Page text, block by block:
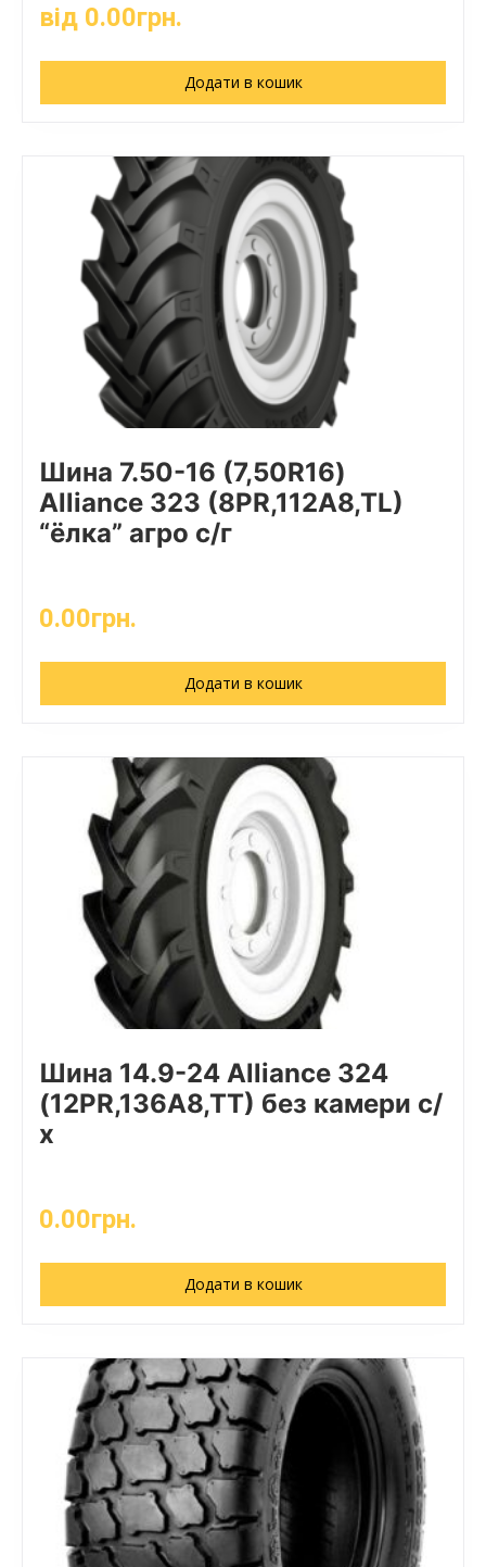
від 0.00грн.
Додати в кошик
Шина 7.50-16 (7,50R16)
Alliance 323 (8PR,112A8,TL)
“ёлка” агро с/г
0.00грн.
Додати в кошик
Шина 14.9-24 Alliance 324
(12PR,136A8,TT) без камери с/
х
0.00грн.
Додати в кошик